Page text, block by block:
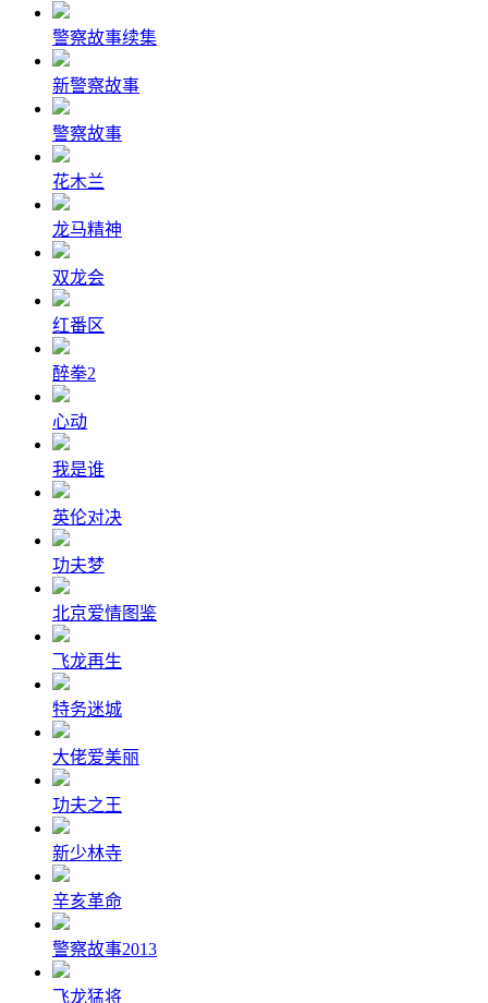
警察故事续集
新警察故事
警察故事
花木兰
龙马精神
双龙会
红番区
醉拳2
心动
我是谁
英伦对决
功夫梦
北京爱情图鉴
飞龙再生
特务迷城
大佬爱美丽
功夫之王
新少林寺
辛亥革命
警察故事2013
飞龙猛将